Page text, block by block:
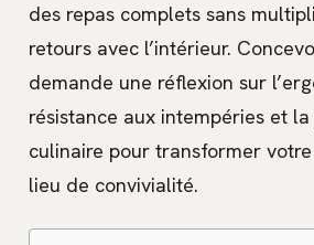
des repas complets sans
retours avec l’intérieur.
demande une réflexion sur
résistance aux intempéries et
culinaire pour transformer
lieu de convivialité.